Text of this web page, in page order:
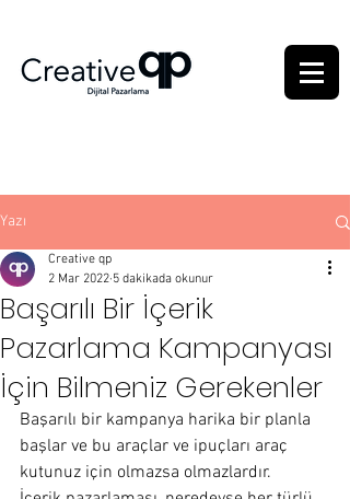
Yazı
Başarılı Bir İçerik
Pazarlama Kampanyası
İçin Bilmeniz Gerekenler
Creative qp
2 Mar 2022 5 dakikada okunur
Başarılı bir kampanya harika bir planla
başlar ve bu araçlar ve ipuçları araç
kutunuz için olmazsa olmazlardır.